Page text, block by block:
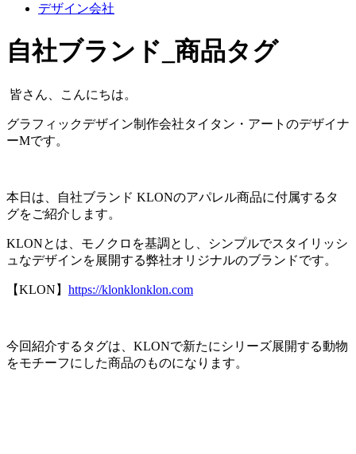
デザイン会社
自社ブランド_商品タグ
皆さん、こんにちは。
グラフィックデザイン制作会社タイタン・アートのデザイナ
ーMです。
本日は、自社ブランド KLONのアパレル商品に付属するタ
グをご紹介します。
KLONとは、モノクロを基調とし、シンプルでスタイリッシ
ュなデザインを展開する弊社オリジナルのブランドです。
【KLON】 https://klonklonklon.com
今回紹介するタグは、KLONで新たにシリーズ展開する動物
をモチーフにした商品のものになります。